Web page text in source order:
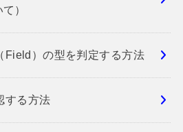
）
Field）の型を判定する方法
する方法